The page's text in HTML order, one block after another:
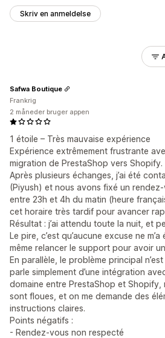
Skriv en anmeldelse
1 étoile – Très mauvaise expérience
Expérience extrêmement frustrante
migration de PrestaShop vers Shopify.
Après plusieurs échanges, j’ai été
(Piyush) et nous avons fixé un
entre 23h et 4h du matin (heure
cet horaire très tardif pour avancer
Résultat : j’ai attendu toute la nuit, et
Le pire, c’est qu’aucune excuse ne
même relancer le support pour avoir
En parallèle, le problème principal
parle simplement d’une intégration
domaine entre PrestaShop et Shopify,
sont floues, et on me demande des
instructions claires.
Points négatifs :
- Rendez-vous non respecté
Safwa Boutique
Frankrig
2 måneder bruger appen